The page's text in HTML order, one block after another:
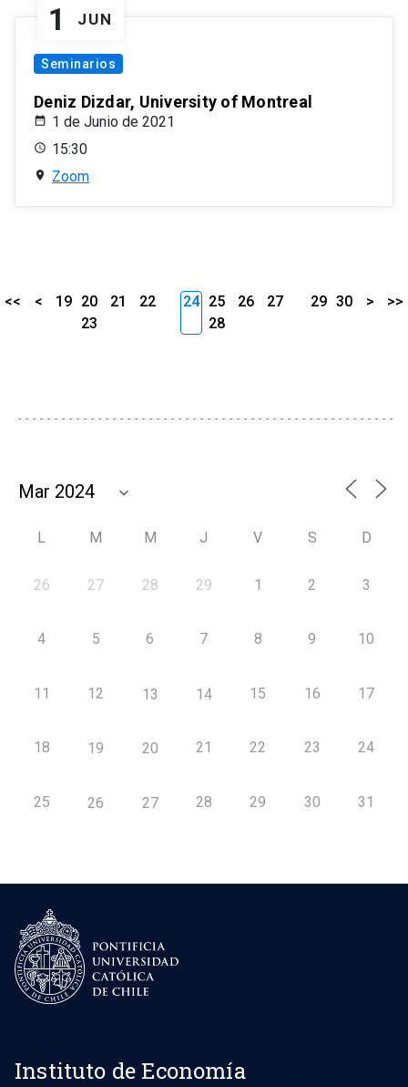
1 JUN
Seminarios
Deniz Dizdar, University of Montreal
1 de Junio de 2021
15:30
Zoom
<< < 19 20 21
22
23
24 25 26
27
28
29 30 > >>
L M M J V S D
26 27 28 29 1 2 3
4 5 6 7 8 9 10
11 12 13 14 15 16 17
18 19 20 21 22 23 24
25 26 27 28 29 30 31
Instituto de Economía